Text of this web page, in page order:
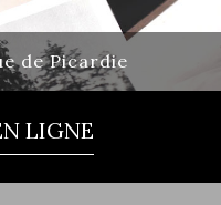
de Picardie
LIGNE